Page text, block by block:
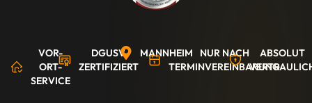
VOR-
ORT-
SERVICE
DGUSV
ZERTIFIZIERT
MANNHEIM
NUR NACH
TERMINVEREINBARUNG
ABSOLUT